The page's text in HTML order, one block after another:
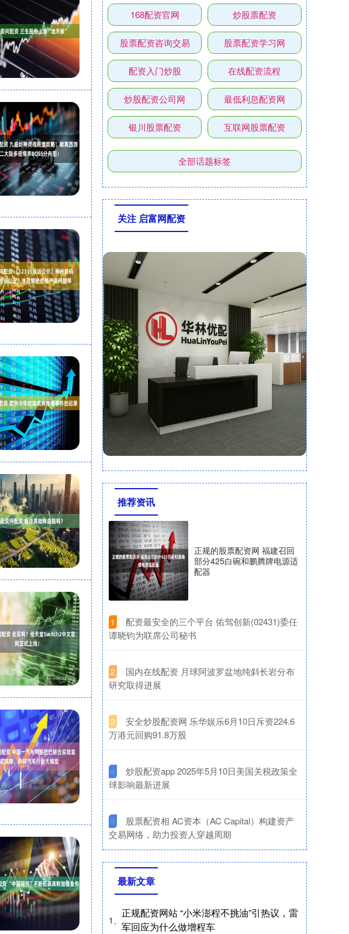
168配资官网 炒股票配资
股票配资咨询交易 股票配资学习网
配资入门炒股 在线配资流程
炒股配资公司网 最低利息配资网
银川股票配资 互联网股票配资
全部话题标签
关注 启富网配资
推荐资讯
正规的股票配资网 福建召回
部分425白碗和鹏腾牌电源适
配器
1
​配资最安全的三个平台 佑驾创新(02431)委任
谭晓钧为联席公司秘书
2
​国内在线配资 月球阿波罗盆地纯斜长岩分布
研究取得进展
3
​安全炒股配资网 乐华娱乐6月10日斥资224.6
万港元回购91.8万股
4
​炒股配资app 2025年5月10日美国关税政策全
球影响最新进展
5
​股票配资相 AC资本（AC Capital）构建资产
交易网络，助力投资人穿越周期
最新文章
1、
正规配资网站 “小米澎程不挑油”引热议，雷
军回应为什么做增程车